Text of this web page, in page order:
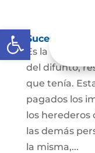
Abrir barra de
Sucesión de
Es la que se
del difunto,
que tenía.
pagados los
los herederos
las demás
la misma,...